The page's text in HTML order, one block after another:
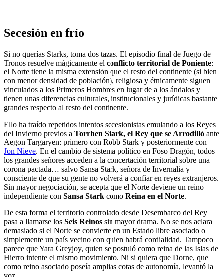
Secesión en frío
Si no querías Starks, toma dos tazas. El episodio final de Juego de
Tronos resuelve mágicamente el conflicto territorial de Poniente:
el Norte tiene la misma extensión que el resto del continente (si bien
con menor densidad de población), religiosa y étnicamente siguen
vinculados a los Primeros Hombres en lugar de a los ándalos y
tienen unas diferencias culturales, institucionales y jurídicas bastante
grandes respecto al resto del continente.
Ello ha traído repetidos intentos secesionistas emulando a los Reyes
del Invierno previos a Torrhen Stark, el Rey que se Arrodilló ante
Aegon Targaryen: primero con Robb Stark y posteriormente con
Jon Nieve. En el cambio de sistema político en Foso Dragón, todos
los grandes señores acceden a la concertación territorial sobre una
corona pactada… salvo Sansa Stark, señora de Invernalia y
consciente de que su gente no volverá a confiar en reyes extranjeros.
Sin mayor negociación, se acepta que el Norte deviene un reino
independiente con Sansa Stark como Reina en el Norte.
De esta forma el territorio controlado desde Desembarco del Rey
pasa a llamarse los Seis Reinos sin mayor drama. No se nos aclara
demasiado si el Norte se convierte en un Estado libre asociado o
simplemente un país vecino con quien habrá cordialidad. Tampoco
parece que Yara Greyjoy, quien se postuló como reina de las Islas de
Hierro intente el mismo movimiento. Ni si quiera que Dorne, que
como reino asociado poseía amplias cotas de autonomía, levantó la
voz.